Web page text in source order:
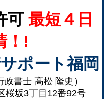
可 最短４日
！!
ポート福岡
書士 高松 隆史）
桜坂3丁目12番92号